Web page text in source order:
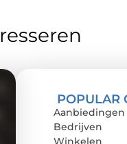
POPULAR
Aanbiedingen
Bedrijven
Winkelen